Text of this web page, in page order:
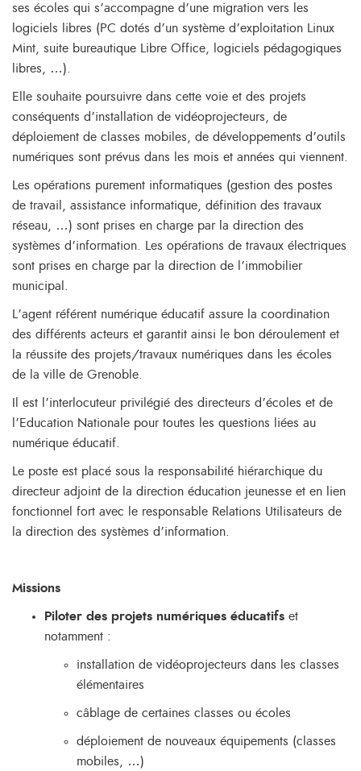
ses écoles qui s’accompagne d’une migration vers les
logiciels libres (PC dotés d’un système d’exploitation Linux
Mint, suite bureautique Libre Office, logiciels pédagogiques
libres, …).
Elle souhaite poursuivre dans cette voie et des projets
conséquents d’installation de vidéoprojecteurs, de
déploiement de classes mobiles, de développements d’outils
numériques sont prévus dans les mois et années qui viennent.
Les opérations purement informatiques (gestion des postes
de travail, assistance informatique, définition des travaux
réseau, …) sont prises en charge par la direction des
systèmes d’information. Les opérations de travaux électriques
sont prises en charge par la direction de l’immobilier
municipal.
L’agent référent numérique éducatif assure la coordination
des différents acteurs et garantit ainsi le bon déroulement et
la réussite des projets/travaux numériques dans les écoles
de la ville de Grenoble.
Il est l’interlocuteur privilégié des directeurs d’écoles et de
l’Education Nationale pour toutes les questions liées au
numérique éducatif.
Le poste est placé sous la responsabilité hiérarchique du
directeur adjoint de la direction éducation jeunesse et en lien
fonctionnel fort avec le responsable Relations Utilisateurs de
la direction des systèmes d’information.
Missions
Piloter des projets numériques éducatifs et
notamment :
installation de vidéoprojecteurs dans les classes
élémentaires
câblage de certaines classes ou écoles
déploiement de nouveaux équipements (classes
mobiles, …)